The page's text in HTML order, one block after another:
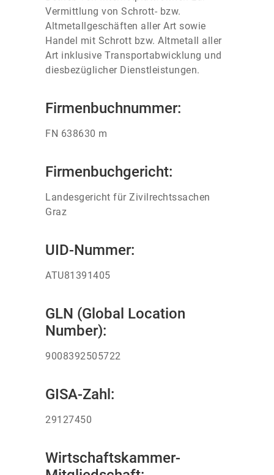
Vermittlung von Schrott- bzw.
Altmetallgeschäften aller Art sowie
Handel mit Schrott bzw. Altmetall aller
Art inklusive Transportabwicklung und
diesbezüglicher Dienstleistungen.
Firmenbuchnummer:
FN 638630 m
Firmenbuchgericht:
Landesgericht für Zivilrechtssachen
Graz
UID-Nummer:
ATU81391405
GLN (Global Location
Number):
9008392505722
GISA-Zahl:
29127450
Wirtschaftskammer-